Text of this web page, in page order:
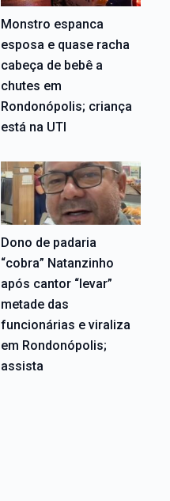
Monstro espanca
esposa e quase racha
cabeça de bebê a
chutes em
Rondonópolis; criança
está na UTI
Dono de padaria
“cobra” Natanzinho
após cantor “levar”
metade das
funcionárias e viraliza
em Rondonópolis;
assista